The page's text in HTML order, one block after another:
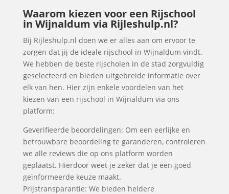
Waarom kiezen voor een Rijschool
in Wijnaldum via Rijleshulp.nl?
Bij Rijleshulp.nl doen we er alles aan om ervoor te
zorgen dat jij de ideale rijschool in Wijnaldum vindt.
We hebben de beste rijscholen in de stad zorgvuldig
geselecteerd en bieden uitgebreide informatie over
elk van hen. Hier zijn enkele voordelen van het
kiezen van een rijschool in Wijnaldum via ons
platform:
Geverifieerde beoordelingen: Om een eerlijke en
betrouwbare beoordeling te garanderen, controleren
we alle reviews die op ons platform worden
geplaatst. Hierdoor weet je zeker dat je een goed
geïnformeerde keuze maakt.
Prijstransparantie: We bieden heldere